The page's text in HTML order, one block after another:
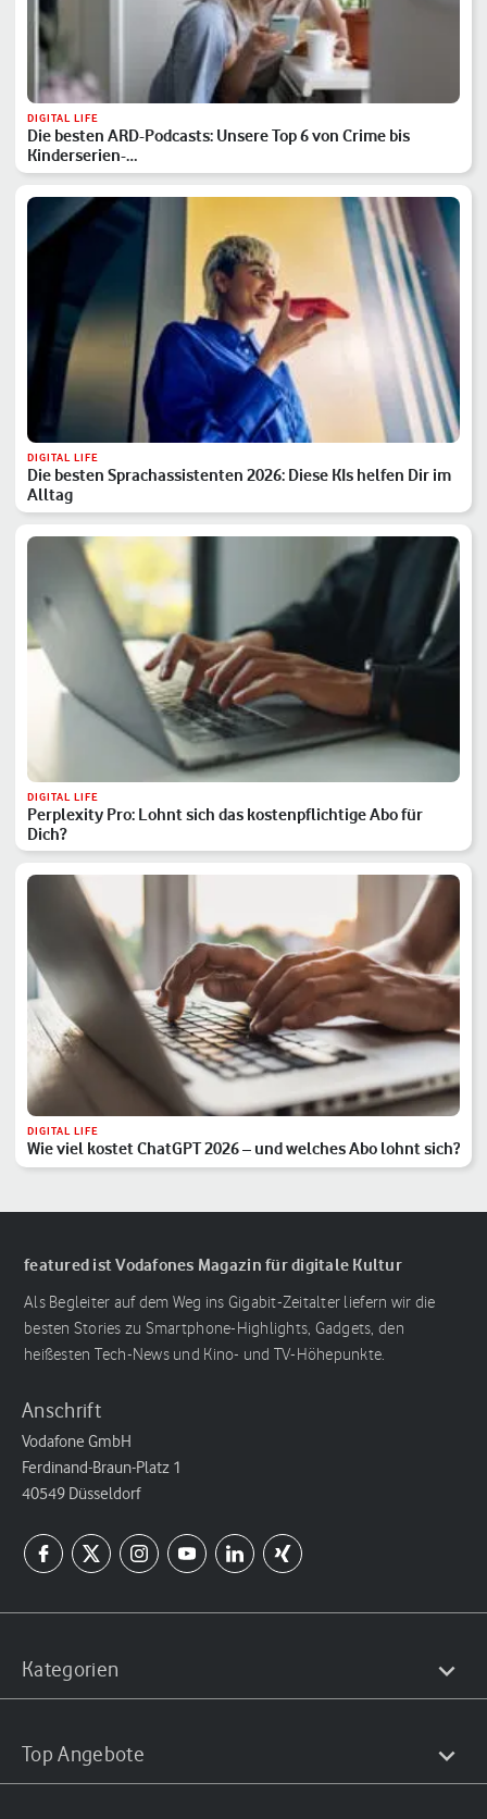
DIGITAL LIFE
Die besten ARD-Podcasts: Unsere Top 6 von Crime bis
Kinderserien-…
DIGITAL LIFE
Die besten Sprachassistenten 2026: Diese KIs helfen Dir im
Alltag
DIGITAL LIFE
Perplexity Pro: Lohnt sich das kostenpflichtige Abo für
Dich?
DIGITAL LIFE
Wie viel kostet ChatGPT 2026 – und welches Abo lohnt sich?
featured ist Vodafones Magazin für digitale Kultur
Als Begleiter auf dem Weg ins Gigabit-Zeitalter liefern wir die
besten Stories zu Smartphone-Highlights, Gadgets, den
heißesten Tech-News und Kino- und TV-Höhepunkte.
Anschrift
Vodafone GmbH
Ferdinand-Braun-Platz 1
40549 Düsseldorf
Kategorien
Top Angebote